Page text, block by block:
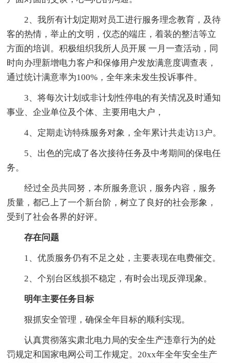
2、我所有计划定期对员工进行服务理念教育，及待
客的热情，举止的文明，仪态的端庄，着装的整洁等立
方面的培训。积极组织我所人员开展 一月一查活动，同
时向办理新增电力客户和保修用户发放满意度调查表，
通过统计满意率为100%，全年来未发生投诉事件。
3、将每次计划或非计划性停电的有关情况及时通知
事业、企业单位及个体、主要用电大户，
4、定期走访特殊服务对象，全年累计共走访13户。
5、出色的完成了各次接待任务及中考期间的保电任
务。
经过全员共同努，本所服务意识，服务内容，服务
质量，都己上了一个新台阶，树立了良好的社会形象，
受到了社会各界的好评。
存在问题
1、优质服务仍有不足之处，主要表现在电费催交。
2、个别台区线损不稳定，有时会出现反弹现象。
明年主要任务目标
狠抓安全管理，确保全年目标的顺利实现。
认真贯彻落实肃北电力局的安全生产违章行为的处
罚规定和国家电网公司工作规定。20xx年全年安全生产